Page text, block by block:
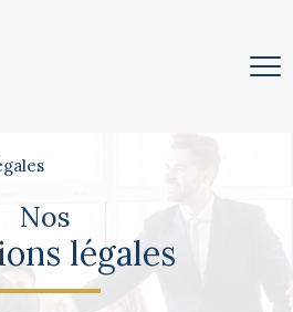
Nos
légales